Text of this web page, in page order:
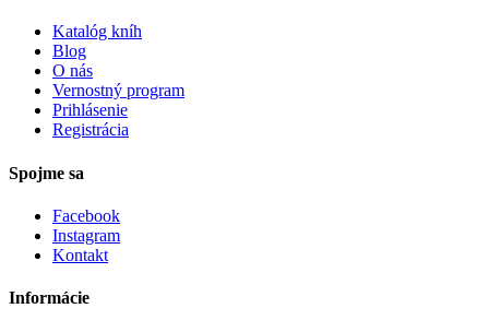
Katalóg kníh
Blog
O nás
Vernostný program
Prihlásenie
Registrácia
Spojme sa
Facebook
Instagram
Kontakt
Informácie